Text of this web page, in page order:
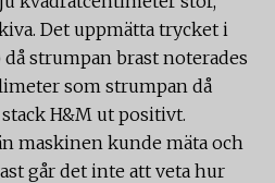
Det uppmätta trycket i
strumpan brast noterades
som strumpan då
H&M ut positivt.
maskinen kunde mäta och
går det inte att veta hur